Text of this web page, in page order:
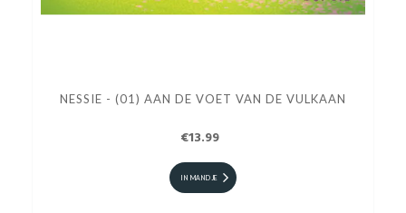
NESSIE - (01) AAN DE VOET VAN DE VULKAAN
€13.99
IN MANDJE